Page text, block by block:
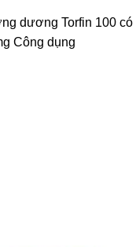
dương Torfin 100 có
Công dụng